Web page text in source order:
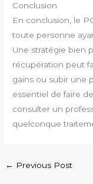
Conclusion
En conclusion, le
toute personne
Une stratégie bien
récupération peut
gains ou subir une
essentiel de faire
consulter un
quelconque
← Previous Post